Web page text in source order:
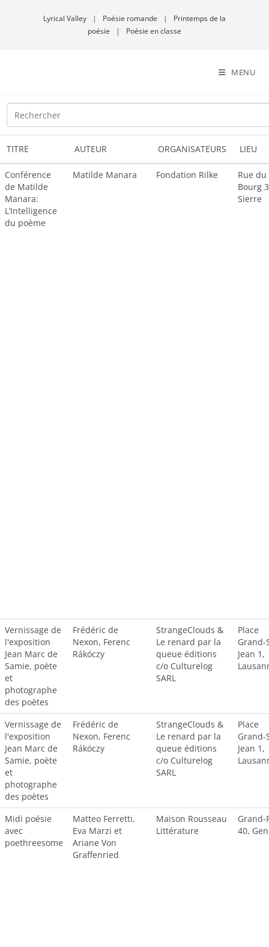
Lyrical Valley | Poésie romande |
Printemps de la
poésie
| Poésie en classe
MENU
TITRE AUTEUR ORGANISATEURS LIEU
Conférence
de Matilde
Manara:
L’Intelligence
du poème
Matilde Manara Fondation Rilke
Rue du
Bourg
Sierre
Vernissage de
l'exposition
Jean Marc de
Samie, poète
et
photographe
des poètes
Frédéric de
Nexon, Ferenc
Rákóczy
StrangeClouds &
Le renard par la
queue éditions
c/o Culturelog
SARL
Place
Grand-
Jean 1,
Vernissage de
l'exposition
Jean Marc de
Samie, poète
et
photographe
des poètes
Frédéric de
Nexon, Ferenc
Rákóczy
StrangeClouds &
Le renard par la
queue éditions
c/o Culturelog
SARL
Place
Grand-
Jean 1,
Midi poésie
avec
poethreesome
Matteo Ferretti,
Eva Marzi et
Ariane Von
Graffenried
Maison Rousseau
Littérature
Grand-
40,